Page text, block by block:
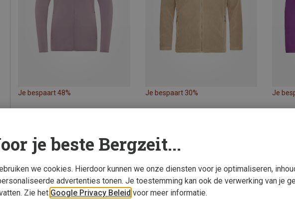
Je bespaart 48% Je bespaart 30% Je
je beste Bergzeit...
we cookies. Hierdoor kunnen we onze diensten voor je optimaliseren,
advertenties tonen. Je toestemming kan ook de verwerking van je
Zie het Google Privacy Beleid voor meer informatie.